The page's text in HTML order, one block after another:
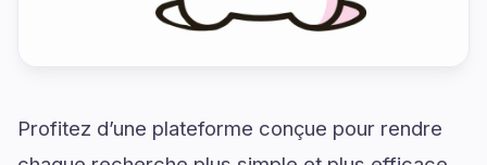
Profitez d’une plateforme conçue pour rendre